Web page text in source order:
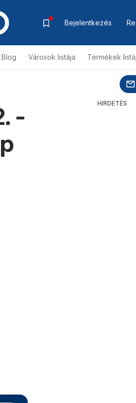
Bejelentkezés
Blog Városok listája Termékek
-
HIRDETÉS